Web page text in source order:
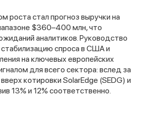
роста стал прогноз выручки на
$360–400 млн, что
аналитиков. Руководство
спроса в США и
на ключевых европейских
для всего сектора: вслед за
котировки SolarEdge (SEDG) и
13% и 12% соответственно.